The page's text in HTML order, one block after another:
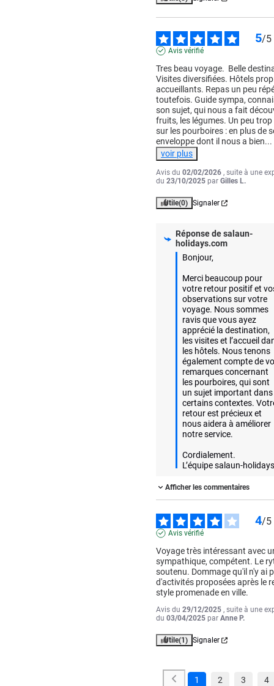
5/5
Avis vérifié
Tres beau voyage.  Belle
Visites diversifiées. Hôtels
accueillants. Repas un peu
toutefois. Guide sympa,
son sujet, qui nous a fait
fruits, les légumes. Un peu
sur les pourboires : en plus de
enveloppe dont il nous a bien...
voir plus
Avis du02/02/2026 , suite à une
du23/10/2025 parGilles L.
Utile(0) Signaler
Réponse desalaun-
holidays.com
Bonjour,
Merci beaucoup pour
votre retour positif et
observations sur votre
voyage. Nous sommes
ravis que vous ayez
apprécié la destination,
les visites et l’accueil
les hôtels. Nous tenons
également compte de
remarques concernant
les pourboires, qui sont
un sujet important dans
certains contextes.
retour est précieux et
nous aidera à améliorer
notre service.
Cordialement.
L’équipe salaun-
Afficher les commentaires
4/5
Avis vérifié
Voyage très intéressant avec
sympathique, compétent. Le
soutenu. Dommage qu'il n'y ai
d'activités proposées après le
style promenade en ville.
Avis du29/12/2025 , suite à une
du03/04/2025 parAnne P.
Utile(1) Signaler
1 2 3 4